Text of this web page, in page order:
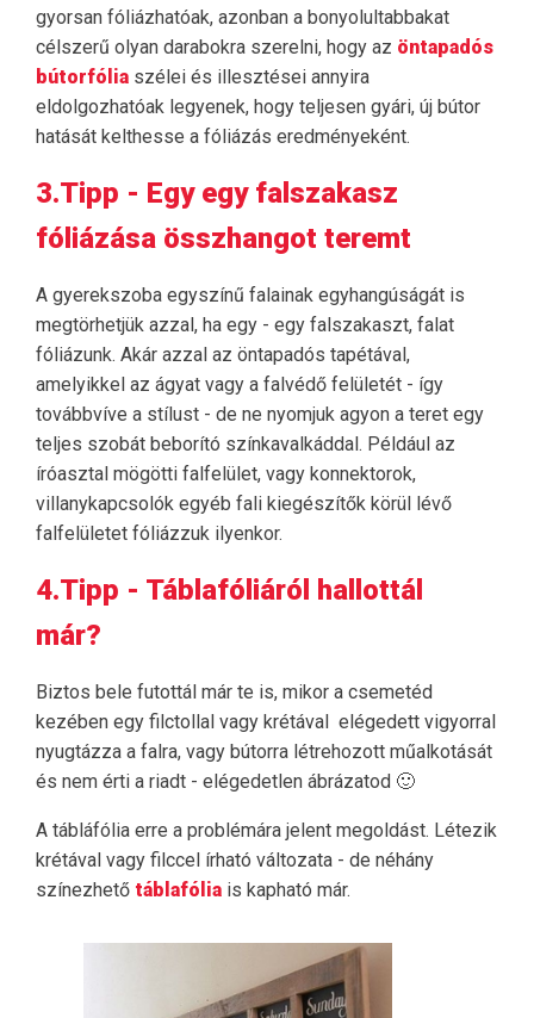
gyorsan fóliázhatóak, azonban a bonyolultabbakat
célszerű olyan darabokra szerelni, hogy az öntapadós
bútorfólia szélei és illesztései annyira
eldolgozhatóak legyenek, hogy teljesen gyári, új bútor
hatását kelthesse a fóliázás eredményeként.
3.Tipp - Egy egy falszakasz
fóliázása összhangot teremt
A gyerekszoba egyszínű falainak egyhangúságát is
megtörhetjük azzal, ha egy - egy falszakaszt, falat
fóliázunk. Akár azzal az öntapadós tapétával,
amelyikkel az ágyat vagy a falvédő felületét - így
továbbvíve a stílust - de ne nyomjuk agyon a teret egy
teljes szobát beborító színkavalkáddal. Például az
íróasztal mögötti falfelület, vagy konnektorok,
villanykapcsolók egyéb fali kiegészítők körül lévő
falfelületet fóliázzuk ilyenkor.
4.Tipp - Táblafóliáról hallottál
már?
Biztos bele futottál már te is, mikor a csemetéd
kezében egy filctollal vagy krétával elégedett vigyorral
nyugtázza a falra, vagy bútorra létrehozott műalkotását
és nem érti a riadt - elégedetlen ábrázatod 🙂
A tábláfólia erre a problémára jelent megoldást. Létezik
krétával vagy filccel írható változata - de néhány
színezhető táblafólia is kapható már.